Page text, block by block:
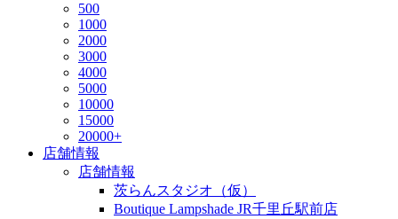
500
1000
2000
3000
4000
5000
10000
15000
20000+
店舗情報
店舗情報
茨らんスタジオ（仮）
Boutique Lampshade JR千里丘駅前店